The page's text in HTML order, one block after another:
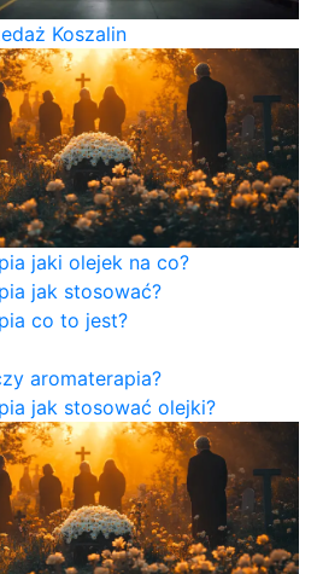
Koszalin
jaki olejek na co?
jak stosować?
co to jest?
aromaterapia?
jak stosować olejki?